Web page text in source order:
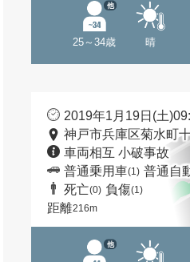
25～34歳
他
晴
2019年1月19日(土
神戸市兵庫区菊水町
車両相互 小破事故
普通乗用車(1) 普通自
死亡(0) 負傷(1)
距離216m
他